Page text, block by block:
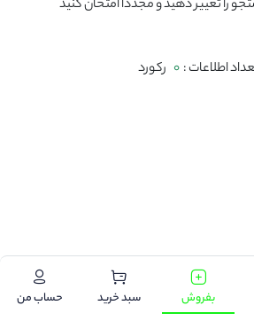
را تغییر دهید و مجددا امتحان کنید
اطلاعات : 0 رکورد
بفروش سبد خرید حساب من